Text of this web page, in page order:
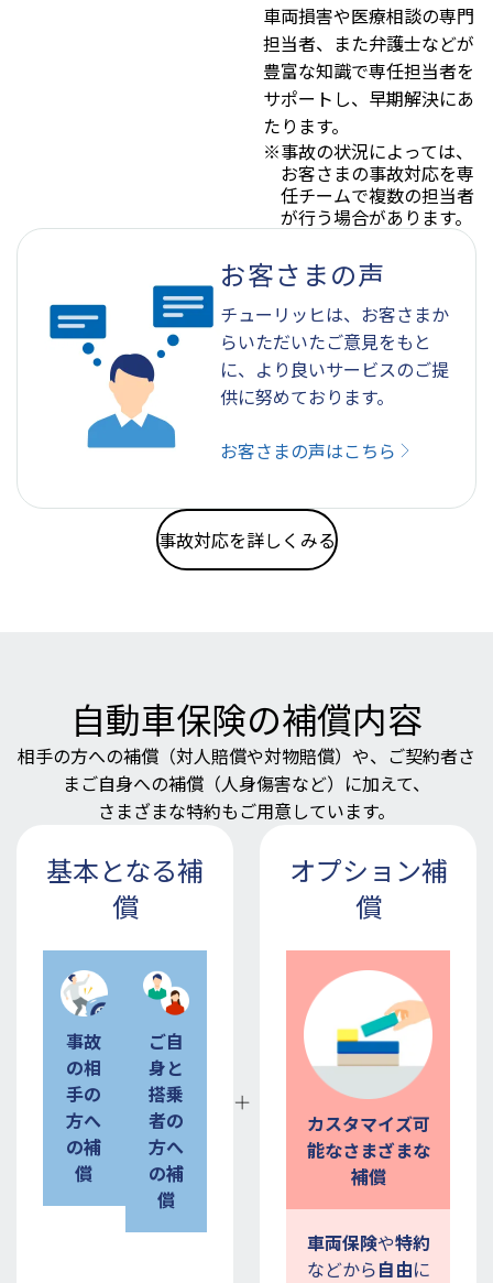
車両損害や医療相談の専門
担当者、また弁護士などが
豊富な知識で専任担当者を
サポートし、早期解決にあ
たります。
※事故の状況によっては、
お客さまの事故対応を専
任チームで複数の担当者
が行う場合があります。
お客さまの声
チューリッヒは、お客さまか
らいただいたご意見をもと
に、より良いサービスのご提
供に努めております。
お客さまの声はこちら
事故対応を詳しくみる
自動車保険の補償内容
相手の方への補償（対人賠償や対物賠償）や、ご契約者さ
まご自身への補償（人身傷害など）に加えて、
さまざまな特約もご用意しています。
基本となる補
償
事故
の相
手の
方へ
の補
償
ご自
身と
搭乗
者の
方へ
の補
償
オプション補
償
カスタマイズ可
能なさまざまな
補償
車両保険や特約
などから自由に